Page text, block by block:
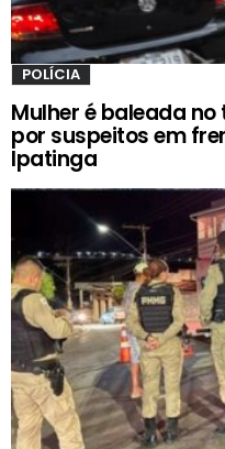
POLÍCIA
Mulher é baleada
por suspeitos em
Ipatinga